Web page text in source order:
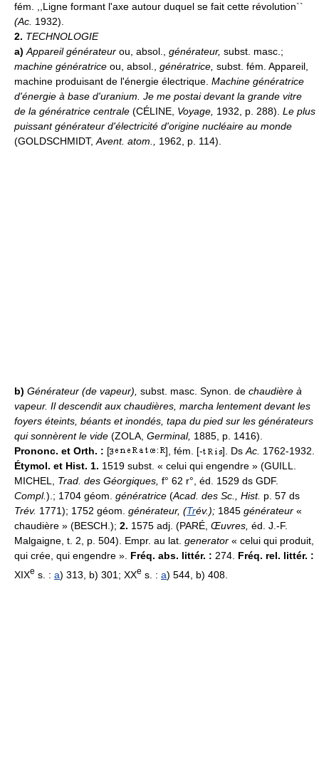
fém. ,,Ligne formant l'axe autour duquel se fait cette révolution``
(Ac. 1932).
2. TECHNOLOGIE
a) Appareil générateur ou, absol., générateur, subst. masc.;
machine génératrice ou, absol., génératrice, subst. fém. Appareil,
machine produisant de l'énergie électrique. Machine génératrice
d'énergie à base d'uranium. Je me postai devant la grande vitre
de la génératrice centrale (CÉLINE, Voyage, 1932, p. 288). Le plus
puissant générateur d'électricité d'origine nucléaire au monde
(GOLDSCHMIDT, Avent. atom., 1962, p. 114).
b) Générateur (de vapeur), subst. masc. Synon. de chaudière à
vapeur. Il descendit aux chaudières, marcha lentement devant les
foyers éteints, béants et inondés, tapa du pied sur les générateurs
qui sonnèrent le vide (ZOLA, Germinal, 1885, p. 1416).
Prononc. et Orth. : [ ], fém. [- ]. Ds Ac. 1762-1932.
Étymol. et Hist. 1. 1519 subst. « celui qui engendre » (GUILL.
MICHEL, Trad. des Géorgiques, f° 62 r°, éd. 1529 ds GDF.
Compl.).; 1704 géom. génératrice (Acad. des Sc., Hist. p. 57 ds
Trév. 1771); 1752 géom. générateur, (Trév.); 1845 générateur «
chaudière » (BESCH.); 2. 1575 adj. (PARÉ, Œuvres, éd. J.-F.
Malgaigne, t. 2, p. 504). Empr. au lat. generator « celui qui produit,
qui crée, qui engendre ». Fréq. abs. littér. : 274. Fréq. rel. littér. :
XIXe s. : a) 313, b) 301; XXe s. : a) 544, b) 408.